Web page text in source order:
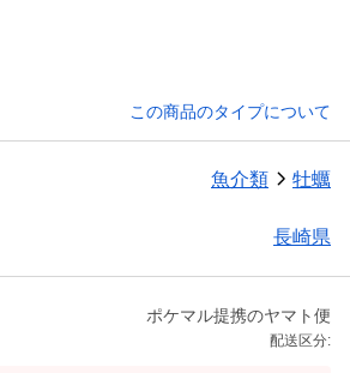
この商品のタイプについて
魚介類 牡蠣
長崎県
ポケマル提携のヤマト便
配送区分: